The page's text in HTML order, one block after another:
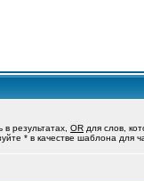
результатах, OR для слов,
* в качестве шаблона для